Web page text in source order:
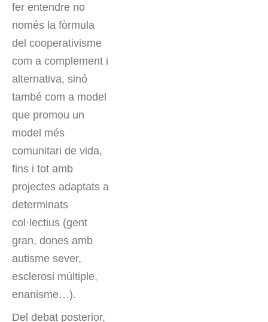
fer entendre no
només la fòrmula
del cooperativisme
com a complement i
alternativa, sinó
també com a model
que promou un
model més
comunitari de vida,
fins i tot amb
projectes adaptats a
determinats
col·lectius (gent
gran, dones amb
autisme sever,
esclerosi múltiple,
enanisme…).
Del debat posterior,